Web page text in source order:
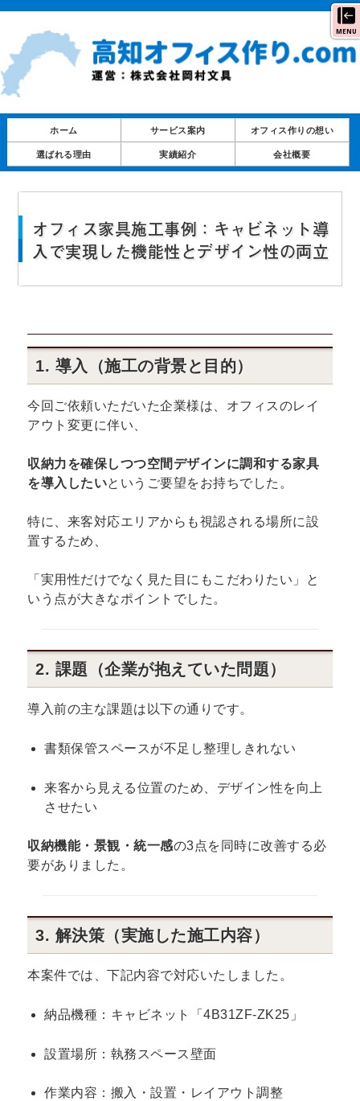
MENU
ホーム サービス案内 オフィス作りの想い
選ばれる理由 実績紹介 会社概要
オフィス家具施工事例：キャビネット導
入で実現した機能性とデザイン性の両立
1. 導入（施工の背景と目的）
今回ご依頼いただいた企業様は、オフィスのレイ
アウト変更に伴い、
収納力を確保しつつ空間デザインに調和する家具
を導入したいというご要望をお持ちでした。
特に、来客対応エリアからも視認される場所に設
置するため、
「実用性だけでなく見た目にもこだわりたい」と
いう点が大きなポイントでした。
2. 課題（企業が抱えていた問題）
導入前の主な課題は以下の通りです。
書類保管スペースが不足し整理しきれない
来客から見える位置のため、デザイン性を向上
させたい
収納機能・景観・統一感の3点を同時に改善する必
要がありました。
3. 解決策（実施した施工内容）
本案件では、下記内容で対応いたしました。
納品機種：キャビネット「4B31ZF-ZK25」
設置場所：執務スペース壁面
作業内容：搬入・設置・レイアウト調整